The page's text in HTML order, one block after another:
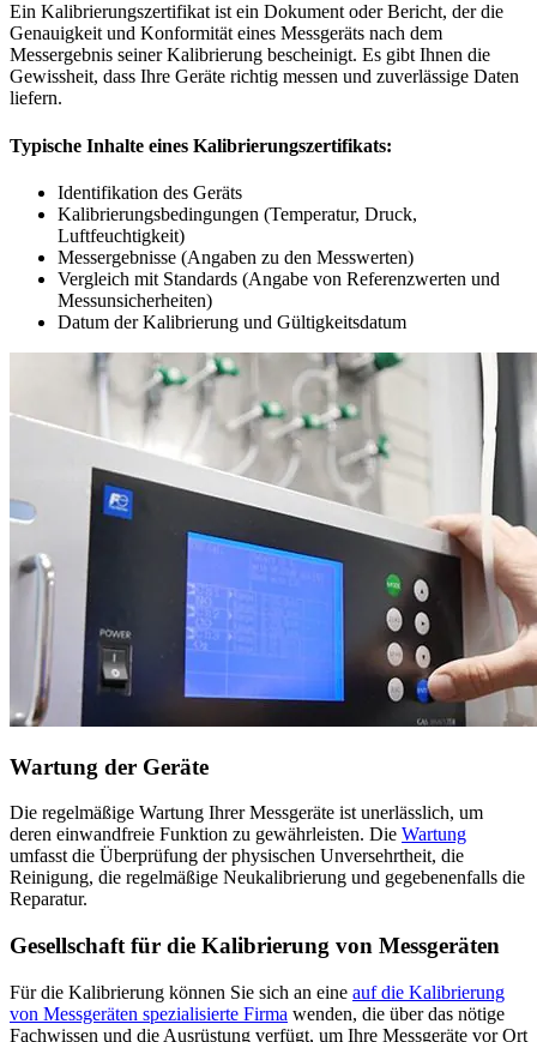
Ein Kalibrierungszertifikat ist ein Dokument oder Bericht, der die
Genauigkeit und Konformität eines Messgeräts nach dem
Messergebnis seiner Kalibrierung bescheinigt. Es gibt Ihnen die
Gewissheit, dass Ihre Geräte richtig messen und zuverlässige Daten
liefern.
Typische Inhalte eines Kalibrierungszertifikats:
Identifikation des Geräts
Kalibrierungsbedingungen (Temperatur, Druck,
Luftfeuchtigkeit)
Messergebnisse (Angaben zu den Messwerten)
Vergleich mit Standards (Angabe von Referenzwerten und
Messunsicherheiten)
Datum der Kalibrierung und Gültigkeitsdatum
Wartung der Geräte
Die regelmäßige Wartung Ihrer Messgeräte ist unerlässlich, um
deren einwandfreie Funktion zu gewährleisten. Die Wartung
umfasst die Überprüfung der physischen Unversehrtheit, die
Reinigung, die regelmäßige Neukalibrierung und gegebenenfalls die
Reparatur.
Gesellschaft für die Kalibrierung von Messgeräten
Für die Kalibrierung können Sie sich an eine auf die Kalibrierung
von Messgeräten spezialisierte Firma wenden, die über das nötige
Fachwissen und die Ausrüstung verfügt, um Ihre Messgeräte vor Ort